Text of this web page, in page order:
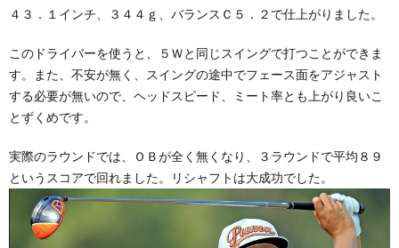
４３．１インチ、３４４ｇ、バランスＣ５．２で仕上がりました。
このドライバーを使うと、５Ｗと同じスイングで打つことができま
す。また、不安が無く、スイングの途中でフェース面をアジャスト
する必要が無いので、ヘッドスピード、ミート率とも上がり良いこ
とずくめです。
実際のラウンドでは、ＯＢが全く無くなり、３ラウンドで平均８９
というスコアで回れました。リシャフトは大成功でした。